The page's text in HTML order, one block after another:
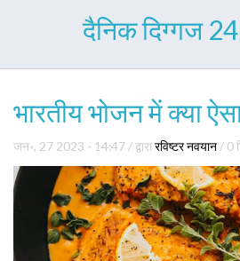
दैनिक दिग्गज
भारतीय भोजन में क्या
जन॰, 27 2023 - 14:47 / द्वारारविष्टर नवयान / 0